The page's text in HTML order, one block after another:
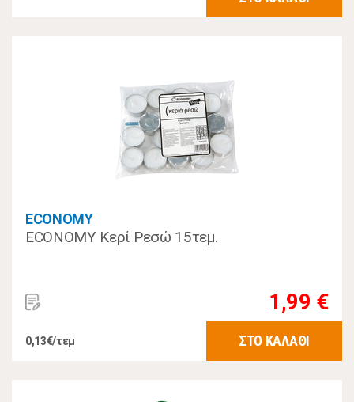
ECONOMY
ECONOMY Κερί Ρεσώ 15τεμ.
1,99 €
0,13€/τεμ ΣΤΟ ΚΑΛΑΘΙ